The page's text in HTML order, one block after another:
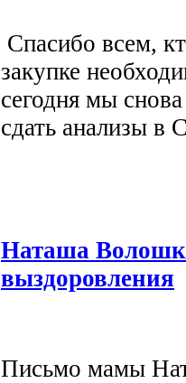
Спасибо всем,
закупке
сегодня мы
сдать анализы в
Наташа
выздоровления
Письмо мамы